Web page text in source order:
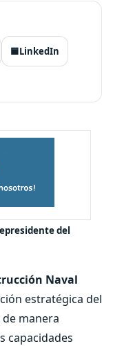
🟦LinkedIn
del
Naval
estratégica del
manera
capacidades